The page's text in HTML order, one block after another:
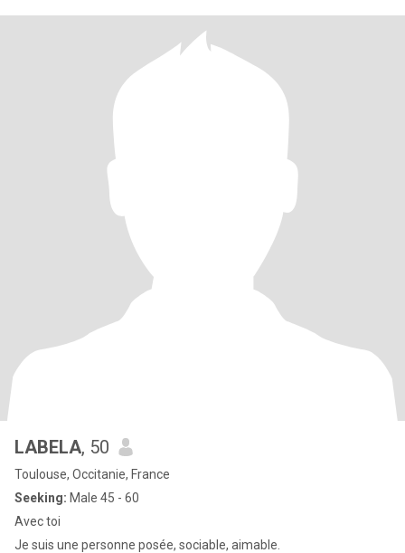
LABELA, 50
Toulouse, Occitanie, France
Seeking: Male 45 - 60
Avec toi
Je suis une personne posée, sociable, aimable.